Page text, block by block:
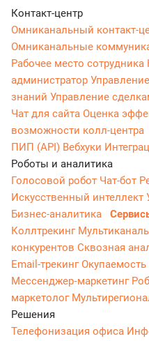
Контакт-центр
Омниканальный контакт-
Омниканальные
Рабочее место сотрудника
администратор
знаний Управление
Чат для сайта Оценка
возможности колл-центра
ПИП (API) Вебхуки
Роботы и аналитика
Голосовой робот Чат-бот
Искусственный интеллект
Бизнес-аналитика
Коллтрекинг
конкурентов Сквозная
Email-трекинг
Мессенджер‑маркетинг
маркетолог
Решения
Телефонизация офиса